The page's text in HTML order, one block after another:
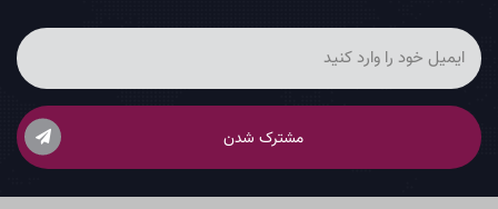
مشترک شدن